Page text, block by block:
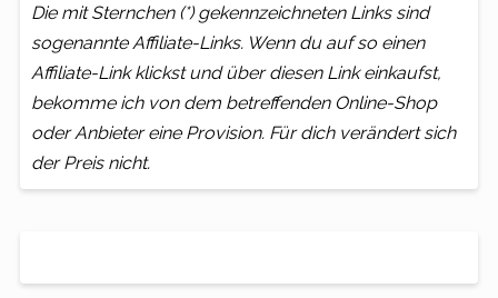
Die mit Sternchen (*) gekennzeichneten Links sind
sogenannte Affiliate-Links. Wenn du auf so einen
Affiliate-Link klickst und über diesen Link einkaufst,
bekomme ich von dem betreffenden Online-Shop
oder Anbieter eine Provision. Für dich verändert sich
der Preis nicht.